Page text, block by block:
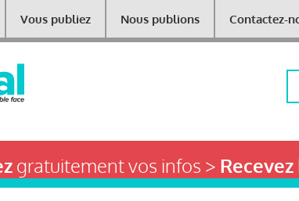
Vous publiez Nous publions Contactez-
gratuitement vos infos > Recevez